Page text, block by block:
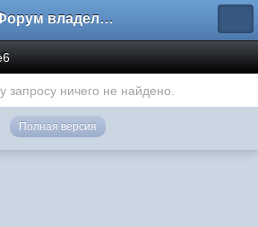
Форум владельцев интернет-магазинов
запросу ничего не найдено.
Полная версия